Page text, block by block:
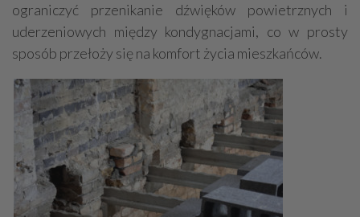
ograniczyć przenikanie dźwięków powietrznych i
uderzeniowych między kondygnacjami, co w prosty
sposób przełoży się na komfort życia mieszkańców.